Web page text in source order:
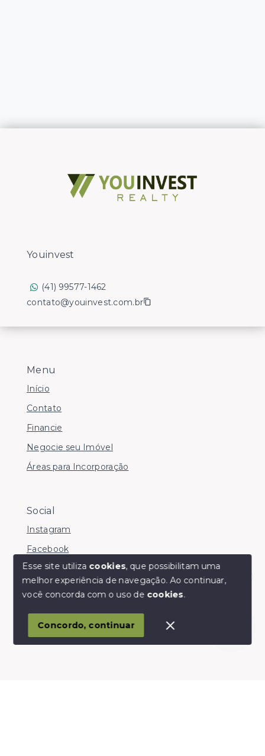
Olá! somos da Linkmob, como podemos ajudar?
Menu
Início
Contato
Financie
Negocie seu Imóvel
Áreas para Incorporação
Social
Instagram
Facebook
© Copyright 2026 - Youinvest - Todos os direitos
SITE PARA IMOBILIARIA
Youinvest
(41) 99577-1462
contato@youinvest.com.br
Esse site utiliza cookies, que possibilitam uma
melhor experiência de navegação.Ao continuar,
você concorda com o uso de cookies.
Concordo, continuar